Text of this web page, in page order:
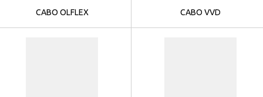
CABO OLFLEX CABO VVD